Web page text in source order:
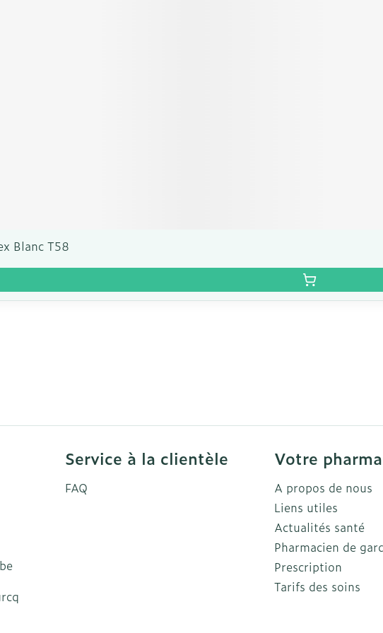
Blanc T58
Service à la clientèle
FAQ
Votre
A propos de nous
Liens utiles
Actualités santé
Pharmacien de
Prescription
Tarifs des soins